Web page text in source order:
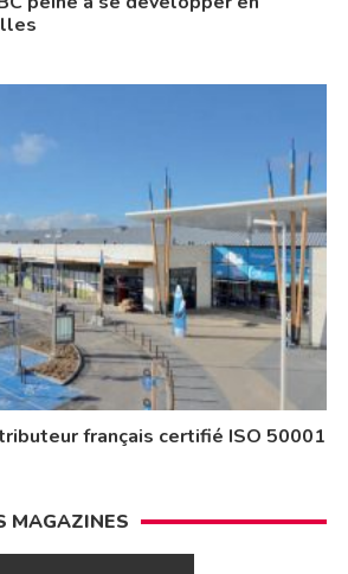
français certifié ISO 50001
MAGAZINES